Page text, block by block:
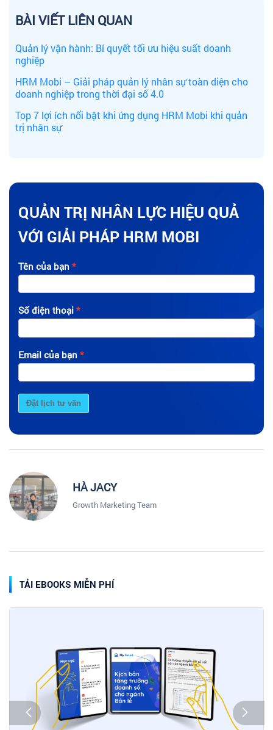
BÀI VIẾT LIÊN QUAN
Quản lý vận hành: Bí quyết tối ưu hiệu suất doanh
nghiệp
HRM Mobi – Giải pháp quản lý nhân sự toàn diện cho
doanh nghiệp trong thời đại số 4.0
Top 7 lợi ích nổi bật khi ứng dụng HRM Mobi khi quản
trị nhân sự
QUẢN TRỊ NHÂN LỰC HIỆU QUẢ
VỚI GIẢI PHÁP HRM MOBI
Tên của bạn
Số điện thoại
Email của bạn
Đặt lịch tư vấn
HÀ JACY
Growth Marketing Team
TẢI EBOOKS MIỄN PHÍ